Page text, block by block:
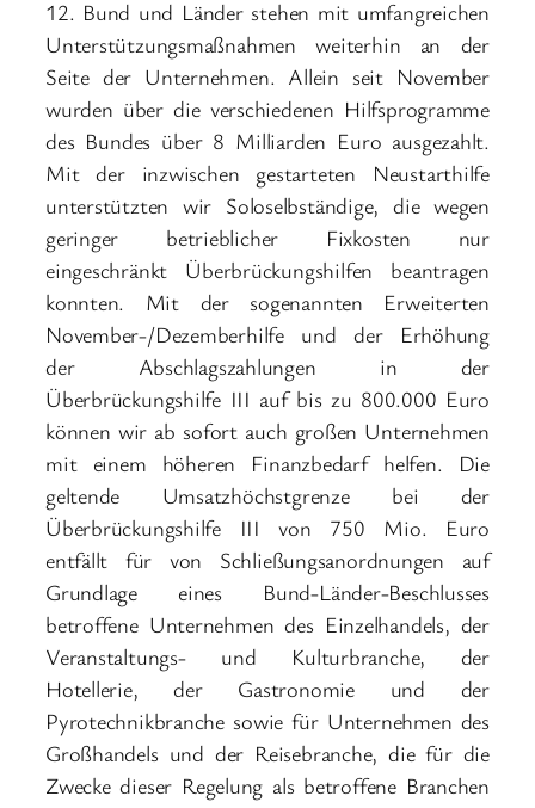
12. Bund und Länder stehen mit umfangreichen
Unterstützungsmaßnahmen weiterhin an der
Seite der Unternehmen. Allein seit November
wurden über die verschiedenen Hilfsprogramme
des Bundes über 8 Milliarden Euro ausgezahlt.
Mit der inzwischen gestarteten Neustarthilfe
unterstützten wir Soloselbständige, die wegen
geringer betrieblicher Fixkosten nur
eingeschränkt Überbrückungshilfen beantragen
konnten. Mit der sogenannten Erweiterten
November-/Dezemberhilfe und der Erhöhung
der Abschlagszahlungen in der
Überbrückungshilfe III auf bis zu 800.000 Euro
können wir ab sofort auch großen Unternehmen
mit einem höheren Finanzbedarf helfen. Die
geltende Umsatzhöchstgrenze bei der
Überbrückungshilfe III von 750 Mio. Euro
entfällt für von Schließungsanordnungen auf
Grundlage eines Bund-Länder-Beschlusses
betroffene Unternehmen des Einzelhandels, der
Veranstaltungs- und Kulturbranche, der
Hotellerie, der Gastronomie und der
Pyrotechnikbranche sowie für Unternehmen des
Großhandels und der Reisebranche, die für die
Zwecke dieser Regelung als betroffene Branchen